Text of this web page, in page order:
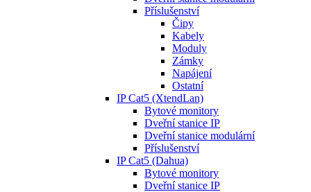
Příslušenství
Čipy
Kabely
Moduly
Zámky
Napájení
Ostatní
IP Cat5 (XtendLan)
Bytové monitory
Dveřní stanice IP
Dveřní stanice modulární
Příslušenství
IP Cat5 (Dahua)
Bytové monitory
Dveřní stanice IP